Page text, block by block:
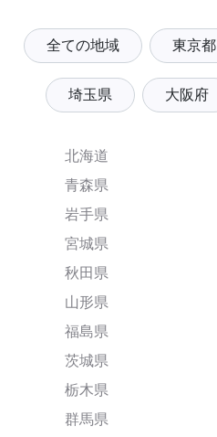
全ての地域 東京都
埼玉県 大阪府
北海道
青森県
岩手県
宮城県
秋田県
山形県
福島県
茨城県
栃木県
群馬県